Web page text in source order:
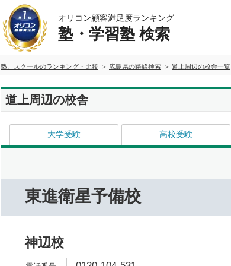
オリコン顧客満足度ランキング
塾・学習塾 検索
塾、スクールのランキング・比較 広島県の路線検索 道上周辺の校舎一覧
道上周辺の校舎
大学受験 高校受験
東進衛星予備校
神辺校